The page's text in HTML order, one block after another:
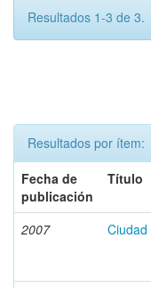
Resultados 1-3 de 3.
Resultados por ítem:
Fecha de
publicación
Título
2007